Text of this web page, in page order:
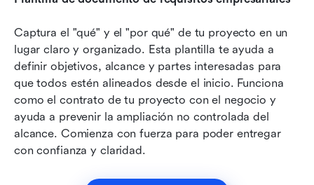
Captura el "qué" y el "por qué" de tu proyecto en un
lugar claro y organizado. Esta plantilla te ayuda a
definir objetivos, alcance y partes interesadas para
que todos estén alineados desde el inicio. Funciona
como el contrato de tu proyecto con el negocio y
ayuda a prevenir la ampliación no controlada del
alcance. Comienza con fuerza para poder entregar
con confianza y claridad.